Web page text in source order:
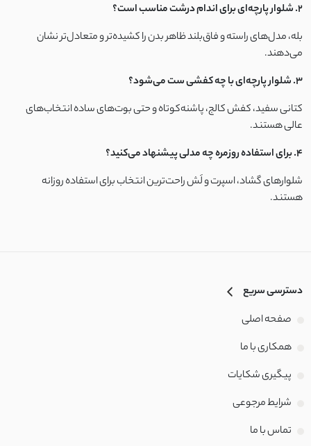
نخ و پنبه گیاهی
داکرون نخ
کشی پفکی
نخ تنسل
2. شلوار پارچه‌ای برای اندام درشت مناسب است؟
بله، مدل‌های راسته و فاق‌بلند ظاهر بدن را کشیده‌تر و متعادل‌تر نشان
می‌دهند.
3. شلوار پارچه‌ای با چه کفشی ست می‌شود؟
کتانی سفید، کفش کالج، پاشنه‌کوتاه و حتی بوت‌های ساده انتخاب‌های
عالی هستند.
4. برای استفاده روزمره چه مدلی پیشنهاد می‌کنید؟
شلوارهای گشاد، اسپرت و لَش راحت‌ترین انتخاب برای استفاده روزانه
هستند.
دسترسی سریع
صفحه اصلی
همکاری با ما
پیگیری شکایات
شرایط مرجوعی
تماس با‌ ما